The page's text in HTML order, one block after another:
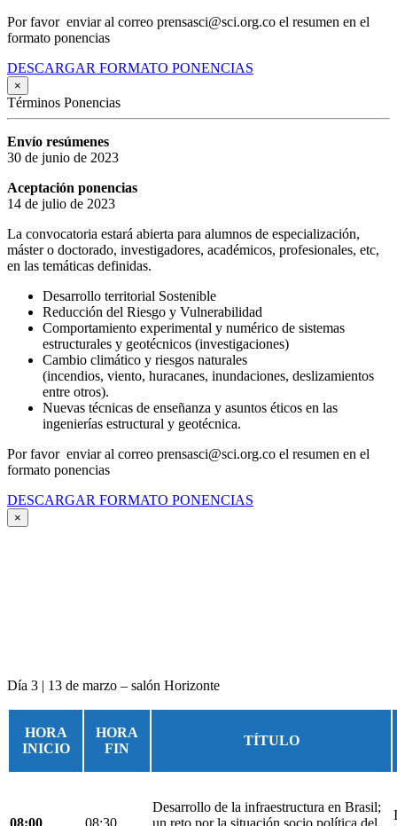
Por favor enviar al correo prensasci@sci.org.co el resumen en el
formato ponencias
DESCARGAR FORMATO PONENCIAS
×
Términos Ponencias
Envío resúmenes
30 de junio de 2023
Aceptación ponencias
14 de julio de 2023
La convocatoria estará abierta para alumnos de especialización,
máster o doctorado, investigadores, académicos, profesionales, etc,
en las temáticas definidas.
Desarrollo territorial Sostenible
Reducción del Riesgo y Vulnerabilidad
Comportamiento experimental y numérico de sistemas
estructurales y geotécnicos (investigaciones)
Cambio climático y riesgos naturales
(incendios, viento, huracanes, inundaciones, deslizamientos
entre otros).
Nuevas técnicas de enseñanza y asuntos éticos en las
ingenierías estructural y geotécnica.
Por favor enviar al correo prensasci@sci.org.co el resumen en el
formato ponencias
DESCARGAR FORMATO PONENCIAS
×
Día 3 | 13 de marzo – salón Horizonte
HORA
INICIO
HORA
FIN
TÍTULO
08:00 08:30
Desarrollo de la infraestructura en Brasil;
un reto por la situación socio política del